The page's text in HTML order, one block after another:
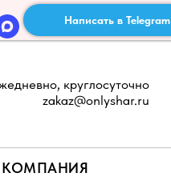
Написать в Telegram
круглосуточно
zakaz@onlyshar.ru
КОМПАНИЯ